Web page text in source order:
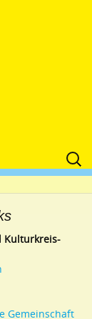
Suche
nach:
Kulturkreis-
Gemeinschaft